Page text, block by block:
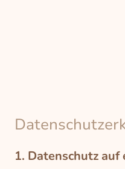
1. Datenschutz auf